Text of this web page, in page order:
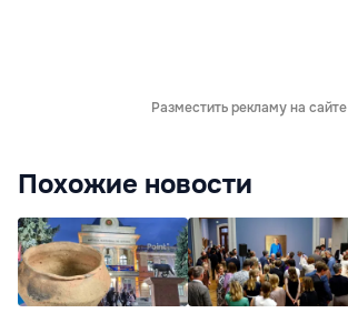
Разместить рекламу на сайте
Похожие новости